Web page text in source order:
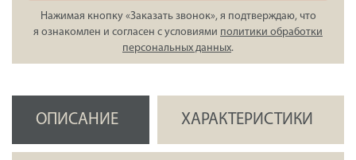
Нажимая кнопку «Заказать звонок», я подтверждаю, что
я ознакомлен и согласен с условиями политики обработки
персональных данных.
ОПИСАНИЕ ХАРАКТЕРИСТИКИ